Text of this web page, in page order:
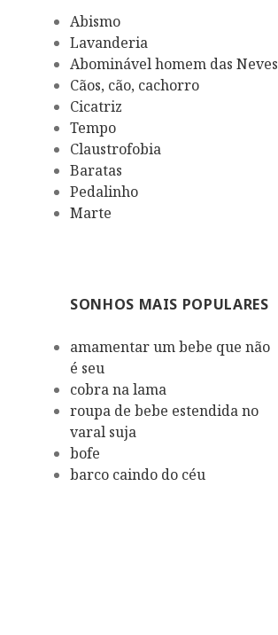
Abismo
Lavanderia
Abominável homem das Neves
Cãos, cão, cachorro
Cicatriz
Tempo
Claustrofobia
Baratas
Pedalinho
Marte
SONHOS MAIS POPULARES
amamentar um bebe que não
é seu
cobra na lama
roupa de bebe estendida no
varal suja
bofe
barco caindo do céu